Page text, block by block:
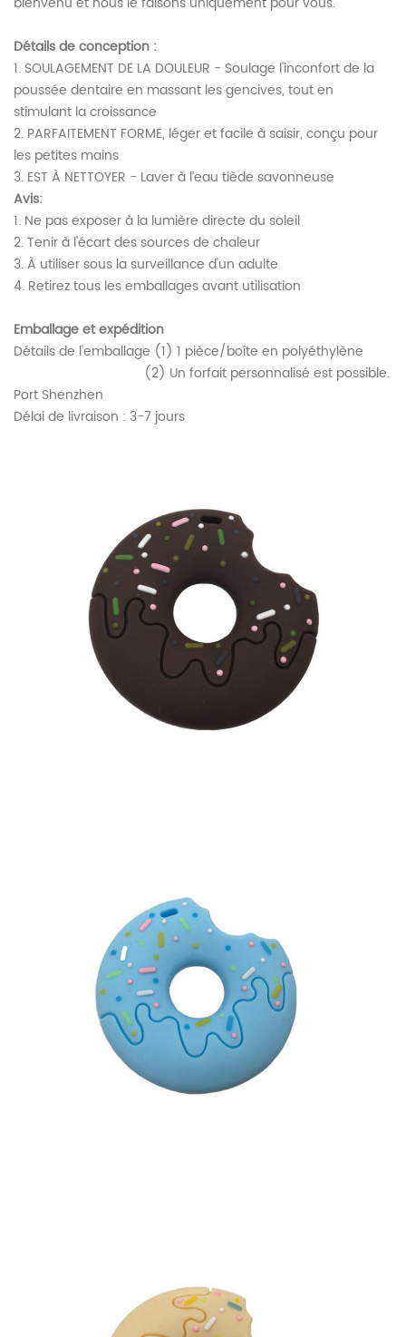
Détails de conception :
1. SOULAGEMENT DE LA DOULEUR - Soulage l'inconfort de la
poussée dentaire en massant les gencives, tout en
stimulant la croissance
2. PARFAITEMENT FORME, léger et facile à saisir, conçu pour
les petites mains
3. EST À NETTOYER - Laver à l’eau tiède savonneuse
Avis:
1. Ne pas exposer à la lumière directe du soleil
2. Tenir à l'écart des sources de chaleur
3. À utiliser sous la surveillance d'un adulte
4. Retirez tous les emballages avant utilisation
Emballage et expédition
Détails de l'emballage (1) 1 pièce/boîte en polyéthylène
(2) Un forfait personnalisé est possible.
Port Shenzhen
Délai de livraison : 3-7 jours